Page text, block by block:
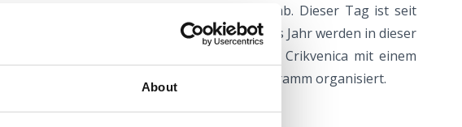
About
Kirche in Crikvenica zur Verwaltung übergab. Dieser Tag ist seit
als Geburtstag der Stadt reserviert. Jedes Jahr werden in dieser
zu Ehren von Crikvenica die Tage der Stadt Crikvenica mit einem
Kultur-, Unterhaltungs- und Sportprogramm organisiert.